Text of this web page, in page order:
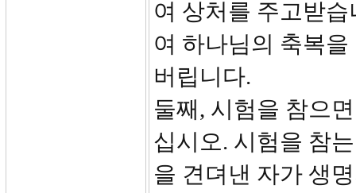
여 상처를 주고받
여 하나님의 축복
버립니다.
둘째, 시험을 참으
십시오. 시험을 참
을 견뎌낸 자가 생